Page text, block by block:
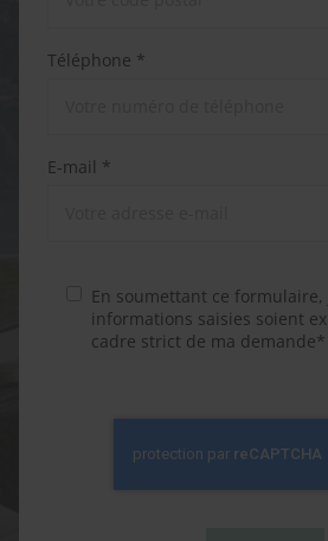
Téléphone *
E-mail *
En soumettant ce
informations saisies soient
cadre strict de ma demande*